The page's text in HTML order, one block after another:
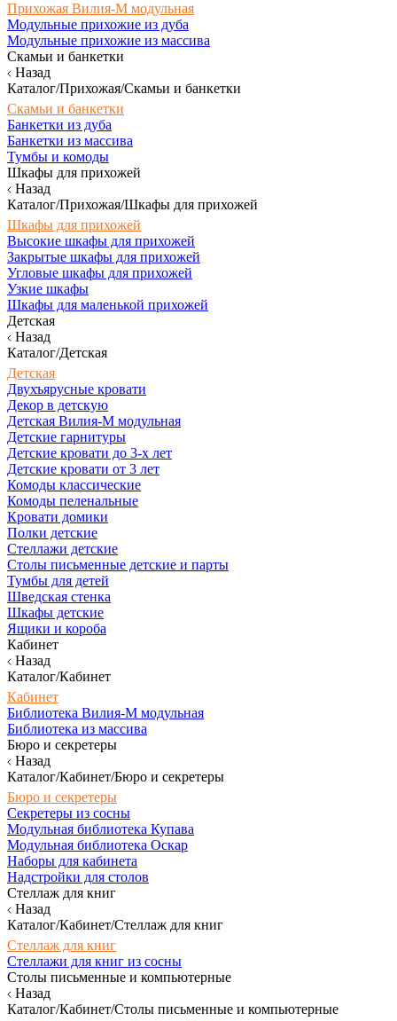
Прихожая Вилия-М модульная
Модульные прихожие из дуба
Модульные прихожие из массива
Скамьи и банкетки
Назад
Каталог/Прихожая/Скамьи и банкетки
Скамьи и банкетки
Банкетки из дуба
Банкетки из массива
Тумбы и комоды
Шкафы для прихожей
Назад
Каталог/Прихожая/Шкафы для прихожей
Шкафы для прихожей
Высокие шкафы для прихожей
Закрытые шкафы для прихожей
Угловые шкафы для прихожей
Узкие шкафы
Шкафы для маленькой прихожей
Детская
Назад
Каталог/Детская
Детская
Двухъярусные кровати
Декор в детскую
Детская Вилия-М модульная
Детские гарнитуры
Детские кровати до 3-х лет
Детские кровати от 3 лет
Комоды классические
Комоды пеленальные
Кровати домики
Полки детские
Стеллажи детские
Столы письменные детские и парты
Тумбы для детей
Шведская стенка
Шкафы детские
Ящики и короба
Кабинет
Назад
Каталог/Кабинет
Кабинет
Библиотека Вилия-М модульная
Библиотека из массива
Бюро и секретеры
Назад
Каталог/Кабинет/Бюро и секретеры
Бюро и секретеры
Секретеры из сосны
Модульная библиотека Купава
Модульная библиотека Оскар
Наборы для кабинета
Надстройки для столов
Стеллаж для книг
Назад
Каталог/Кабинет/Стеллаж для книг
Стеллаж для книг
Стеллажи для книг из сосны
Столы письменные и компьютерные
Назад
Каталог/Кабинет/Столы письменные и компьютерные